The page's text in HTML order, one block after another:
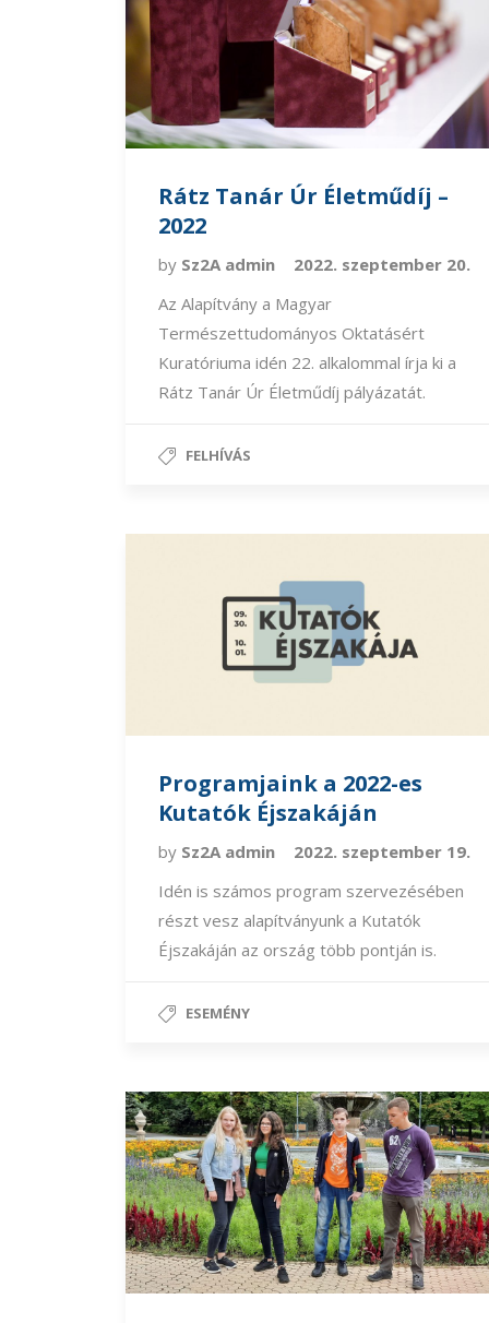
Rátz Tanár Úr Életműdíj –
2022
by Sz2A admin
2022. szeptember 20.
Az Alapítvány a Magyar
Természettudományos Oktatásért
Kuratóriuma idén 22. alkalommal írja ki a
Rátz Tanár Úr Életműdíj pályázatát.
FELHÍVÁS
Programjaink a 2022-es
Kutatók Éjszakáján
by Sz2A admin
2022. szeptember 19.
Idén is számos program szervezésében
részt vesz alapítványunk a Kutatók
Éjszakáján az ország több pontján is.
ESEMÉNY